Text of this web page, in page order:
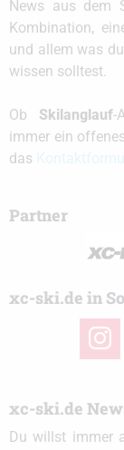
News aus dem
Kombination,
und allem was
wissen solltest.
Ob Skilanglauf-
immer ein
das
Partner
xc-ski.de in
xc-ski.de
Du willst immer